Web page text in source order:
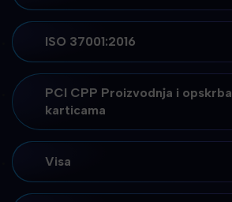
ISO 37001:2016
PCI CPP Proizvodnja i opskrba
karticama
Visa